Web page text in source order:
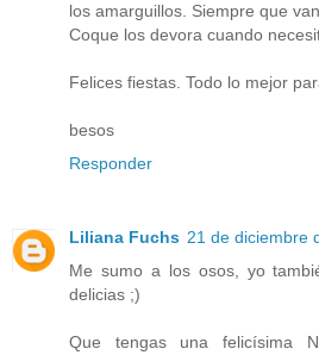
los amarguillos. Siempre que
Coque los devora cuando
Felices fiestas. Todo lo mejor
besos
Responder
Liliana Fuchs 21 de diciembre
Me sumo a los osos, yo
delicias ;)
Que tengas una felicísima